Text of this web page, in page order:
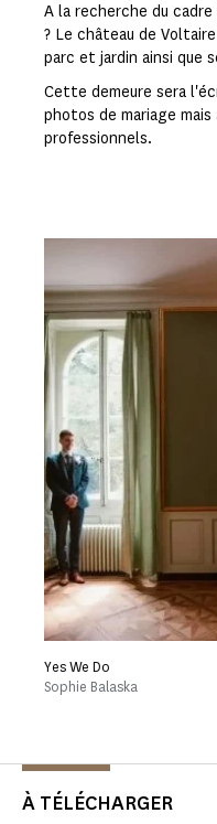
A la recherche du
? Le château de
parc et jardin ainsi que
Cette demeure sera
photos de mariage
professionnels.
Yes We Do
Sophie Balaska
À TÉLÉCHARGER